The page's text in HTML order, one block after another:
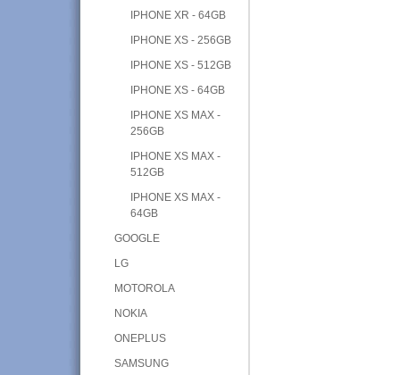
IPHONE XR - 64GB
IPHONE XS - 256GB
IPHONE XS - 512GB
IPHONE XS - 64GB
IPHONE XS MAX -
256GB
IPHONE XS MAX -
512GB
IPHONE XS MAX -
64GB
GOOGLE
LG
MOTOROLA
NOKIA
ONEPLUS
SAMSUNG